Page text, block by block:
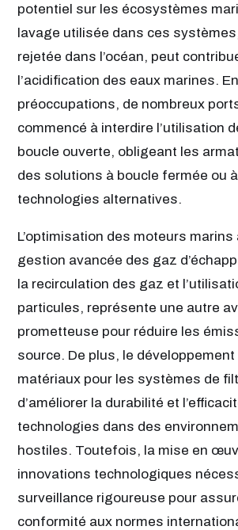
potentiel sur les écosystèmes
lavage utilisée dans ces
rejetée dans l’océan, peut
l’acidification des eaux marines.
préoccupations, de nombreux
commencé à interdire l’utilisation
boucle ouverte, obligeant les
des solutions à boucle fermée ou
technologies alternatives.
L’optimisation des moteurs
gestion avancée des gaz
la recirculation des gaz et
particules, représente une autre
prometteuse pour réduire les
source. De plus, le
matériaux pour les systèmes de
d’améliorer la durabilité et
technologies dans des
hostiles. Toutefois, la mise en
innovations technologiques
surveillance rigoureuse pour
conformité aux normes